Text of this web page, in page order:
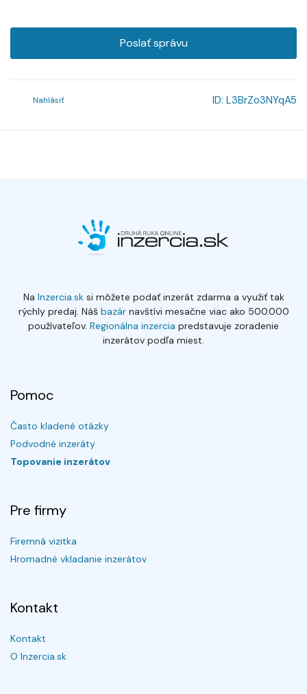
Poslať správu
Nahlásiť ID: L3BrZo3NYqA5
Na Inzercia.sksi môžete podať inzerát zdarma a využiť tak
rýchly predaj. Náš bazárnavštívi mesačne viac ako 500.000
používateľov. Regionálna inzercia predstavuje zoradenie
inzerátov podľa miest.
Pomoc
Často kladené otázky
Podvodné inzeráty
Topovanie inzerátov
Pre firmy
Firemná vizitka
Hromadné vkladanie inzerátov
Kontakt
Kontakt
O Inzercia.sk